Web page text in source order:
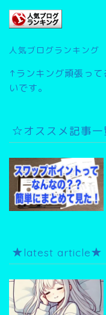
人気ブログランキング
↑ランキング頑張っ
いです。
☆オススメ記事
★latest article★